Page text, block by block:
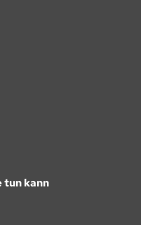
tun kann